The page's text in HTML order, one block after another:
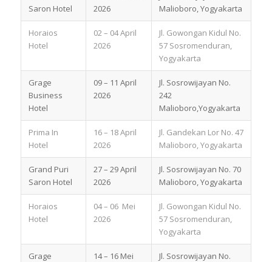
Saron Hotel
2026
Malioboro, Yogyakarta
Horaios
Hotel
02 – 04 April
2026
Jl. Gowongan Kidul No.
57 Sosromenduran,
Yogyakarta
Grage
Business
Hotel
09 – 11 April
2026
Jl. Sosrowijayan No.
242
Malioboro,Yogyakarta
Prima In
Hotel
16 – 18 April
2026
Jl. Gandekan Lor No. 47
Malioboro, Yogyakarta
Grand Puri
Saron Hotel
27 – 29 April
2026
Jl. Sosrowijayan No. 70
Malioboro, Yogyakarta
Horaios
Hotel
04 – 06 Mei
2026
Jl. Gowongan Kidul No.
57 Sosromenduran,
Yogyakarta
Grage
14 – 16 Mei
Jl. Sosrowijayan No.